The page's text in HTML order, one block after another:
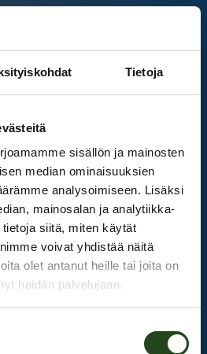
Tietoja
sisällön ja mainosten
median ominaisuuksien
analysoimiseen. Lisäksi
mainosalan ja analytiikka-
siitä, miten käytät
voivat yhdistää näitä
olet antanut heille tai joita on
heidän palvelujaan.
Grani